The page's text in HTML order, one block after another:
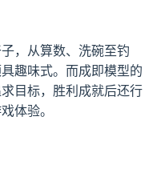
，从算数、洗碗至钓
趣味式。而​​成即模型的
目标，胜利成就后还行
体验。